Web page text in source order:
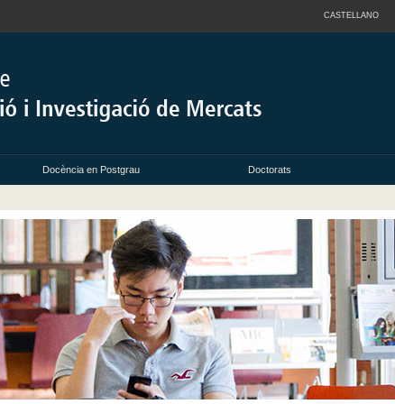
CASTELLANO
Docència en Postgrau Doctorats